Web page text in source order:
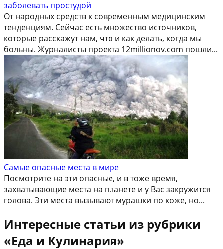
заболевать простудой
От народных средств к современным медицинским
тенденциям. Сейчас есть множество источников,
которые расскажут нам, что и как делать, когда мы
больны. Журналисты проекта 12millionov.com пошли...
Самые опасные места в мире
Посмотрите на эти опасные, и в тоже время,
захватывающие места на планете и у Вас закружится
голова. Эти места вызывают мурашки по коже, но...
Интересные статьи из рубрики
«Еда и Кулинария»